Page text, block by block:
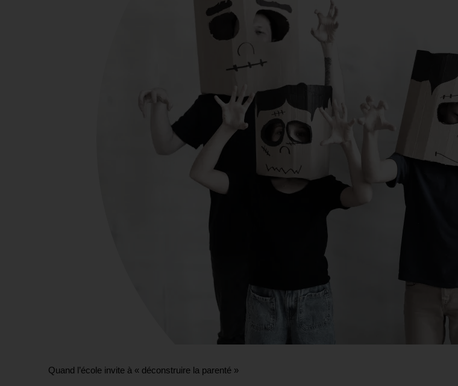
Quand l’école invite à « déconstruire la parenté »